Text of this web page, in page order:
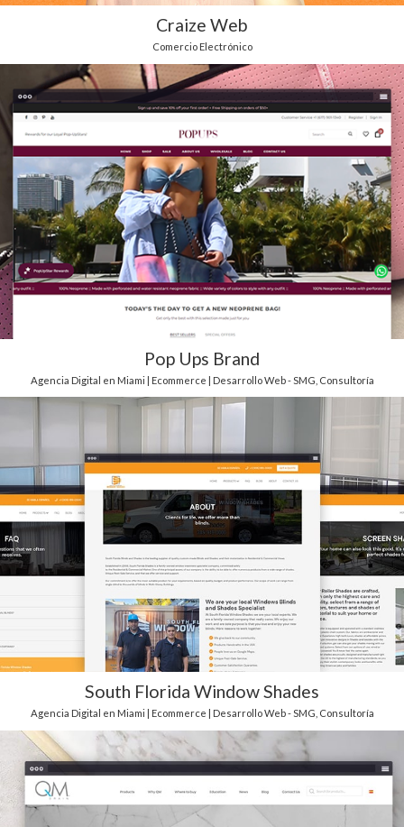
Craize Web
Comercio Electrónico
Pop Ups Brand
Agencia Digital en Miami | Ecommerce | Desarrollo Web - SMG Consultoría
South Florida Window Shades
Agencia Digital en Miami | Ecommerce | Desarrollo Web - SMG Consultoría